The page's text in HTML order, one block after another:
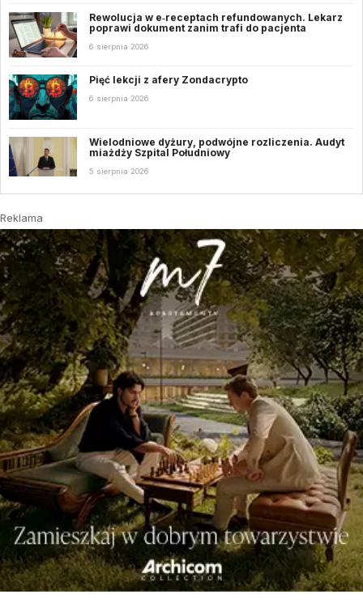
Rewolucja w e‑receptach refundowanych. Lekarz
poprawi dokument zanim trafi do pacjenta
6 sierpnia 2026
Pięć lekcji z afery Zondacrypto
6 sierpnia 2026
Wielodniowe dyżury, podwójne rozliczenia. Audyt
miażdży Szpital Południowy
5 sierpnia 2026
Reklama